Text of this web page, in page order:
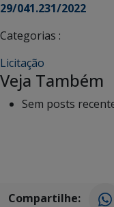
29/041.231/2022
Categorias :
Licitação
Veja Também
Sem posts
Compartilhe: